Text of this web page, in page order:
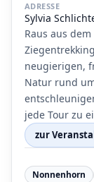
ADRESSE
Sylvia
Raus aus
neugierigen,
Natur rund
jede Tour zu
zur
Nonnenhorn